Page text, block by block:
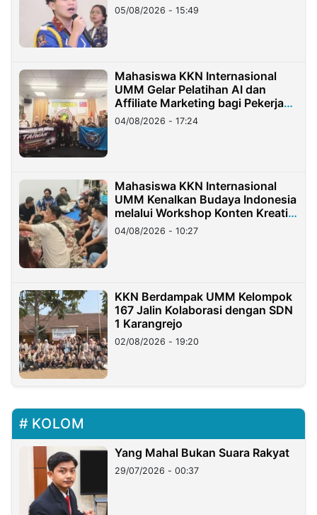
05/08/2026 - 15:49
Mahasiswa KKN Internasional
UMM Gelar Pelatihan AI dan
Affiliate Marketing bagi Pekerja
Migran Indonesia di Taiwan
04/08/2026 - 17:24
Mahasiswa KKN Internasional
UMM Kenalkan Budaya Indonesia
melalui Workshop Konten Kreatif
di Taiwan
04/08/2026 - 10:27
KKN Berdampak UMM Kelompok
167 Jalin Kolaborasi dengan SDN
1 Karangrejo
02/08/2026 - 19:20
KOLOM
Yang Mahal Bukan Suara Rakyat
29/07/2026 - 00:37